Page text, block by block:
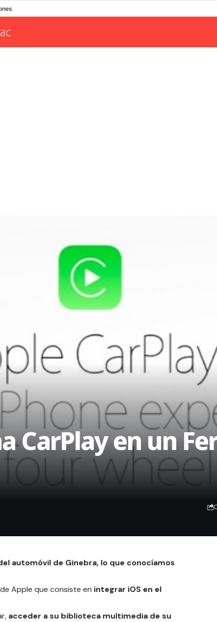
CarPlay en un
automóvil de Ginebra, lo que conocíamos
Apple que consiste en integrar iOS en el
acceder a su biblioteca multimedia de su